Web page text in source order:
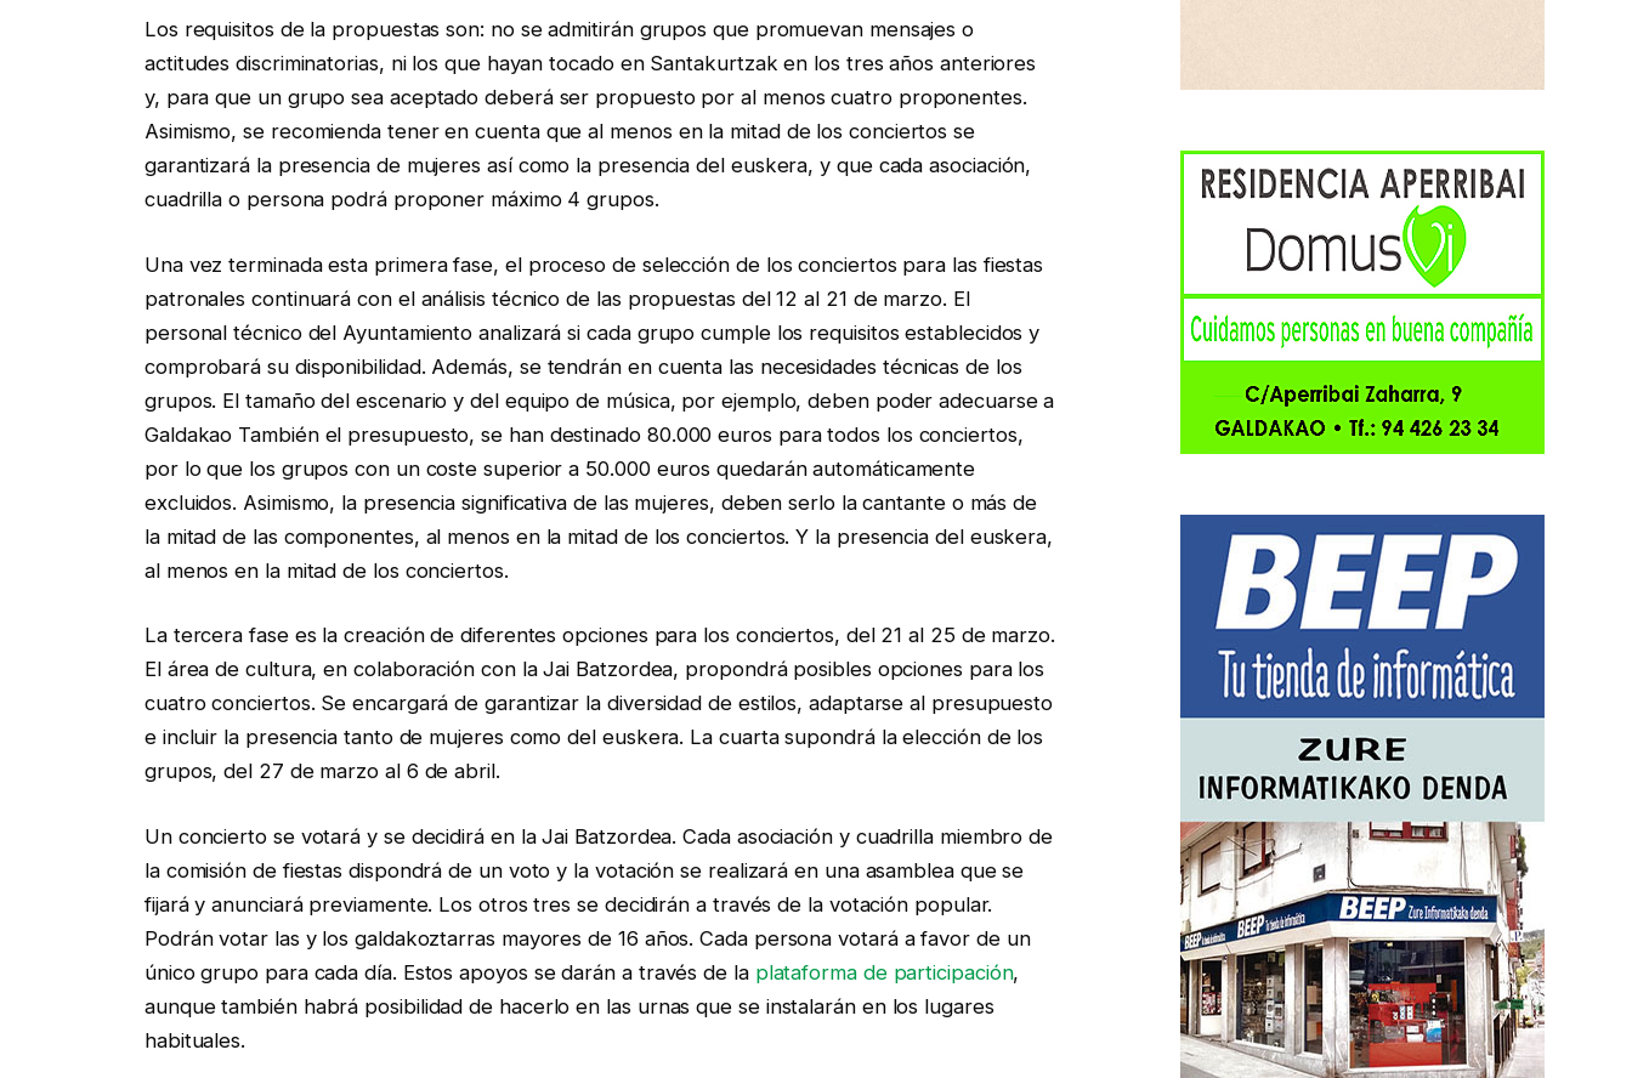
Los requisitos de la propuestas son: no se admitirán grupos que promuevan mensajes o
actitudes discriminatorias, ni los que hayan tocado en Santakurtzak en los tres años anteriores
y, para que un grupo sea aceptado deberá ser propuesto por al menos cuatro proponentes.
Asimismo, se recomienda tener en cuenta que al menos en la mitad de los conciertos se
garantizará la presencia de mujeres así como la presencia del euskera, y que cada asociación,
cuadrilla o persona podrá proponer máximo 4 grupos.
Una vez terminada esta primera fase, el proceso de selección de los conciertos para las fiestas
patronales continuará con el análisis técnico de las propuestas del 12 al 21 de marzo. El
personal técnico del Ayuntamiento analizará si cada grupo cumple los requisitos establecidos y
comprobará su disponibilidad. Además, se tendrán en cuenta las necesidades técnicas de los
grupos. El tamaño del escenario y del equipo de música, por ejemplo, deben poder adecuarse a
Galdakao También el presupuesto, se han destinado 80.000 euros para todos los conciertos,
por lo que los grupos con un coste superior a 50.000 euros quedarán automáticamente
excluidos. Asimismo, la presencia significativa de las mujeres, deben serlo la cantante o más de
la mitad de las componentes, al menos en la mitad de los conciertos. Y la presencia del euskera,
al menos en la mitad de los conciertos.
La tercera fase es la creación de diferentes opciones para los conciertos, del 21 al 25 de marzo.
El área de cultura, en colaboración con la Jai Batzordea, propondrá posibles opciones para los
cuatro conciertos. Se encargará de garantizar la diversidad de estilos, adaptarse al presupuesto
e incluir la presencia tanto de mujeres como del euskera. La cuarta supondrá la elección de los
grupos, del 27 de marzo al 6 de abril.
Un concierto se votará y se decidirá en la Jai Batzordea. Cada asociación y cuadrilla miembro de
la comisión de fiestas dispondrá de un voto y la votación se realizará en una asamblea que se
fijará y anunciará previamente. Los otros tres se decidirán a través de la votación popular.
Podrán votar las y los galdakoztarras mayores de 16 años. Cada persona votará a favor de un
único grupo para cada día. Estos apoyos se darán a través de la plataforma de participación,
aunque también habrá posibilidad de hacerlo en las urnas que se instalarán en los lugares
habituales.